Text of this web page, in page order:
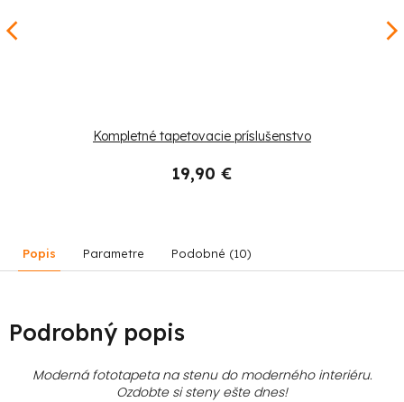
Kompletné tapetovacie príslušenstvo
19,90 €
Popis Parametre Podobné (10)
Podrobný popis
Moderná fototapeta na stenu do moderného interiéru.
Ozdobte si steny ešte dnes!